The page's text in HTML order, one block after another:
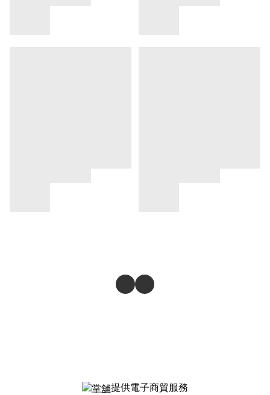
提供電子商貿服務